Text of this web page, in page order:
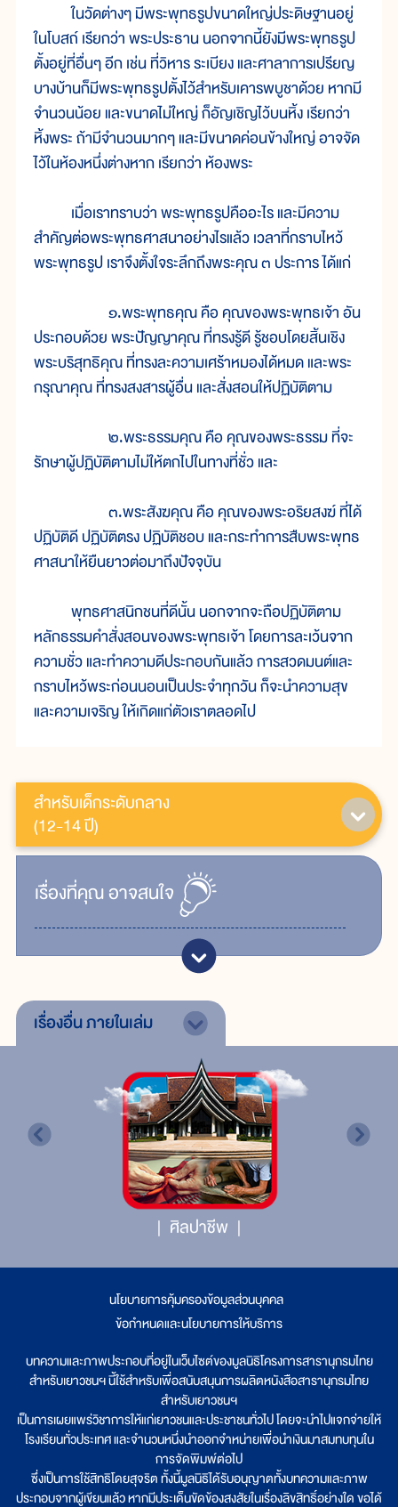
สำหรับเด็กระดับกลาง
(12-14 ปี)
เรื่ิองที่คุณอาจสนใจ
ในวัดต่างๆ มีพระพุทธรูปขนาดใหญ่ประดิษฐานอยู่
ในโบสถ์ เรียกว่า พระประธาน นอกจากนี้ยังมีพระพุทธรูป
ตั้งอยู่ที่อื่นๆ อีก เช่น ที่วิหาร ระเบียง และศาลาการเปรียญ
บางบ้านก็มีพระพุทธรูปตั้งไว้สำหรับเคารพบูชาด้วย หากมี
จำนวนน้อย และขนาดไม่ใหญ่ ก็อัญเชิญไว้บนหิ้ง เรียกว่า
หิ้งพระ ถ้ามีจำนวนมากๆ และมีขนาดค่อนข้างใหญ่ อาจจัด
ไว้ในห้องหนึ่งต่างหาก เรียกว่า ห้องพระ
เมื่อเราทราบว่า พระพุทธรูปคืออะไร และมีความ
สำคัญต่อพระพุทธศาสนาอย่างไรแล้ว เวลาที่กราบไหว้
พระพุทธรูป เราจึงตั้งใจระลึกถึงพระคุณ ๓ ประการ ได้แก่
๑.พระพุทธคุณ คือ คุณของพระพุทธเจ้า อัน
ประกอบด้วย พระปัญญาคุณ ที่ทรงรู้ดี รู้ชอบโดยสิ้นเชิง
พระบริสุทธิคุณ ที่ทรงละความเศร้าหมองได้หมด และพระ
กรุณาคุณ ที่ทรงสงสารผู้อื่น และสั่งสอนให้ปฏิบัติตาม
๒.พระธรรมคุณ คือ คุณของพระธรรม ที่จะ
รักษาผู้ปฏิบัติตามไม่ให้ตกไปในทางที่ชั่ว และ
๓.พระสังฆคุณ คือ คุณของพระอริยสงฆ์ ที่ได้
ปฏิบัติดี ปฏิบัติตรง ปฏิบัติชอบ และกระทำการสืบพระพุทธ
ศาสนาให้ยืนยาวต่อมาถึงปัจจุบัน
พุทธศาสนิกชนที่ดีนั้น นอกจากจะถือปฏิบัติตาม
หลักธรรมคำสั่งสอนของพระพุทธเจ้า โดยการละเว้นจาก
ความชั่ว และทำความดีประกอบกันแล้ว การสวดมนต์และ
กราบไหว้พระก่อนนอนเป็นประจำทุกวัน ก็จะนำความสุข
และความเจริญ ให้เกิดแก่ตัวเราตลอดไป
เรื่องอื่นภายในเล่ม
ศิลปาชีพ
นโยบายการคุ้มครองข้อมูลส่วนบุคคล
ข้อกำหนดและนโยบายการให้บริการ
บทความและภาพประกอบที่อยู่ในเว็บไซต์ของมูลนิธิโครงการสารานุกรมไทย
สำหรับเยาวชนฯ นี้ใช้สำหรับเพื่อสนับสนุนการผลิตหนังสือสารานุกรมไทย
สำหรับเยาวชนฯ
เป็นการเผยแพร่วิชาการให้แก่เยาวชนและประชาชนทั่วไป โดยจะนำไปแจกจ่ายให้
โรงเรียนทั่วประเทศ และจำนวนหนึ่งนำออกจำหน่ายเพื่อนำเงินมาสมทบทุนใน
การจัดพิมพ์ต่อไป
ซึ่งเป็นการใช้สิทธิโดยสุจริต ทั้งนี้มูลนิธิได้รับอนุญาตทั้งบทความและภาพ
ประกอบจากผู้เขียนแล้ว หากมีประเด็นขัดข้องสงสัยในเรื่องลิขสิทธิ์อย่างใด ขอได้